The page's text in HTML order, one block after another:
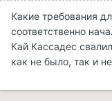
всего
одному
бывает не
В четвёртых -
Какие требования
соответственно
Кай Кассадес
как не было, так и